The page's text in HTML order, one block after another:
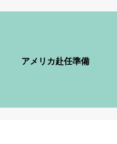
アメリカ赴任準備